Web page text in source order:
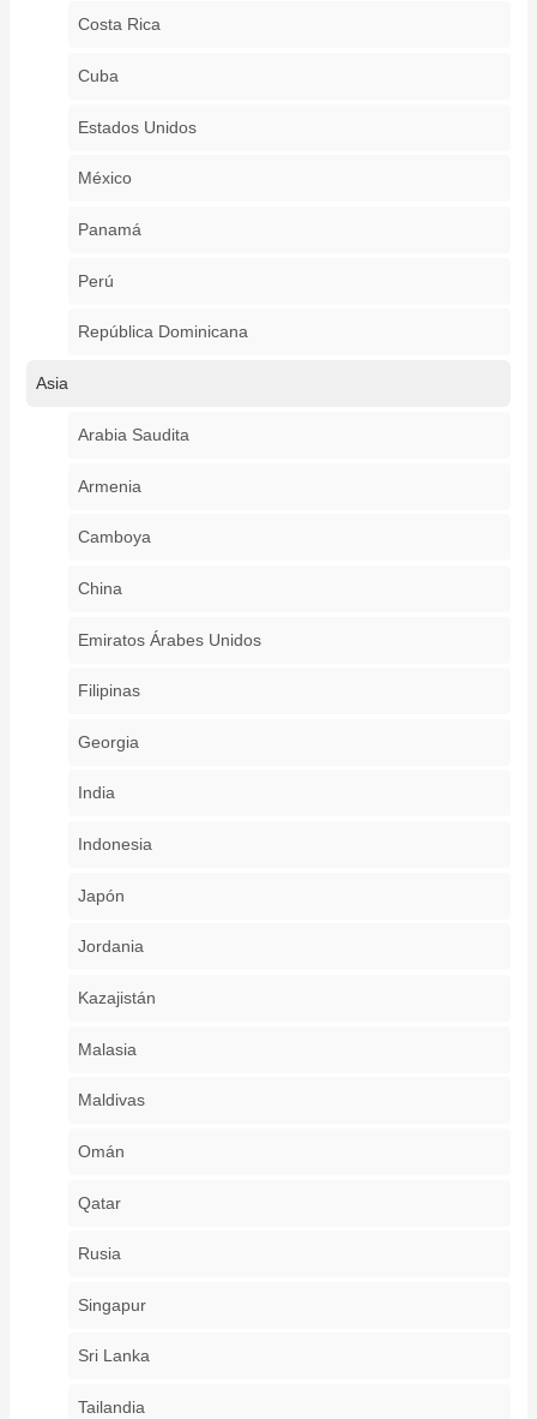
Costa Rica
Cuba
Estados Unidos
México
Panamá
Perú
República Dominicana
Asia
Arabia Saudita
Armenia
Camboya
China
Emiratos Árabes Unidos
Filipinas
Georgia
India
Indonesia
Japón
Jordania
Kazajistán
Malasia
Maldivas
Omán
Qatar
Rusia
Singapur
Sri Lanka
Tailandia